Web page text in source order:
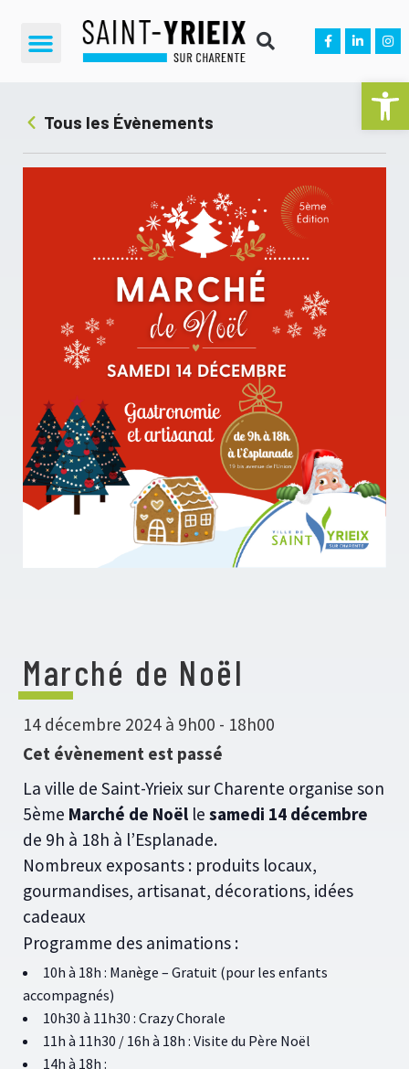
Ouvrir
Tous les Évènements
Marché de Noël
14 décembre 2024 à 9h00 - 18h00
Cet évènement est passé
La ville de Saint-Yrieix sur Charente organise son
5ème Marché de Noël le samedi 14 décembre
de 9h à 18h à l’Esplanade.
Nombreux exposants : produits locaux,
gourmandises, artisanat, décorations, idées
cadeaux
Programme des animations :
10h à 18h : Manège – Gratuit (pour les enfants
accompagnés)
10h30 à 11h30 : Crazy Chorale
11h à 11h30 / 16h à 18h : Visite du Père Noël
14h à 18h :